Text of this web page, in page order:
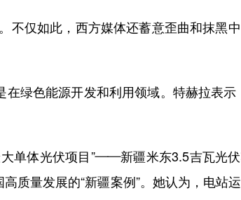
仅如此，西方媒体还蓄意歪曲和抹黑
绿色能源开发和利用领域。特赫拉表示
单体光伏项目”——新疆米东3.5吉瓦光伏
质量发展的“新疆案例”。她认为，电站运